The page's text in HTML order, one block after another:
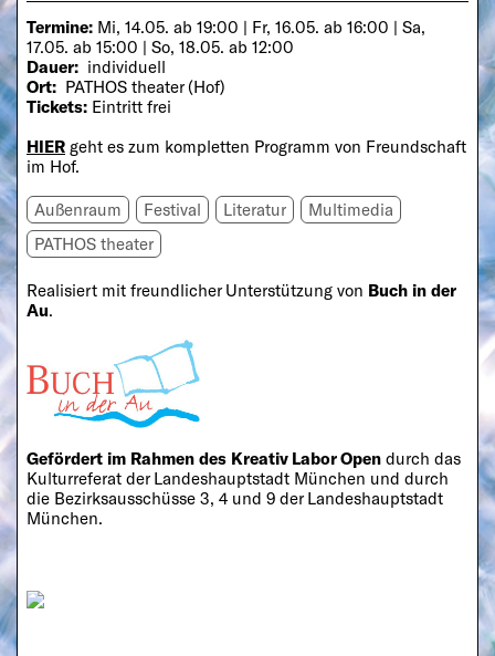
Termine: Mi, 14.05. ab 19:00 | Fr, 16.05. ab 16:00 | Sa,
17.05. ab 15:00 | So, 18.05. ab 12:00
Dauer: individuell
Ort: PATHOS theater (Hof)
Tickets: Eintritt frei
HIER geht es zum kompletten Programm von Freundschaft
im Hof.
Außenraum Festival Literatur
Multimedia
PATHOS theater
Realisiert mit freundlicher Unterstützung von Buch in der
Au.
Gefördert im Rahmen des Kreativ Labor Open durch das
Kulturreferat der Landeshauptstadt München und durch
die Bezirksausschüsse 3, 4 und 9 der Landeshauptstadt
München.